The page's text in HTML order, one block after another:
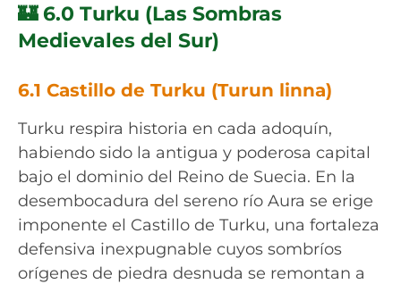
🏰 6.0 Turku (Las Sombras
Medievales del Sur)
6.1 Castillo de Turku (Turun linna)
Turku respira historia en cada adoquín,
habiendo sido la antigua y poderosa capital
bajo el dominio del Reino de Suecia. En la
desembocadura del sereno río Aura se erige
imponente el Castillo de Turku, una fortaleza
defensiva inexpugnable cuyos sombríos
orígenes de piedra desnuda se remontan a